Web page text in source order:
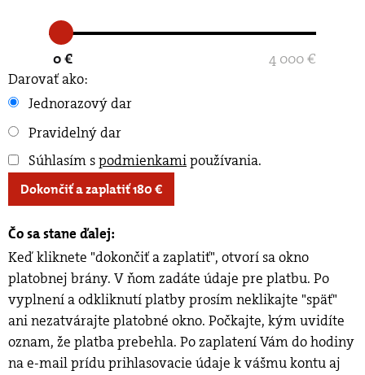
0 €
4 000 €
Darovať ako:
Jednorazový dar
Pravidelný dar
Súhlasím spodmienkamipoužívania.
Dokončiť a zaplatiť180€
Čo sa stane ďalej:
Keď kliknete "dokončiť a zaplatiť", otvorí sa okno
platobnej brány. V ňom zadáte údaje pre platbu. Po
vyplnení a odkliknutí platby prosím neklikajte "späť"
ani nezatvárajte platobné okno. Počkajte, kým uvidíte
oznam, že platba prebehla. Po zaplatení Vám do hodiny
na e-mail prídu prihlasovacie údaje k vášmu kontu aj